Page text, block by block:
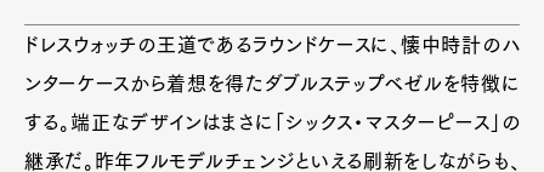
ドレスウォッチの王道であるラウンドケースに、懐中時計のハ
ンターケースから着想を得たダブルステップベゼルを特徴に
する。端正なデザインはまさに「シックス・マスターピース」の
継承だ。昨年フルモデルチェンジといえる刷新をしながらも、